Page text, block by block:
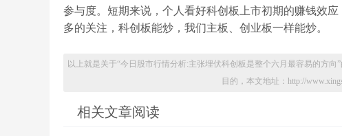
参与度。短期来说，个人看好科创板上市初期的赚钱效
多的关注，科创板能炒，我们主板、创业板一样能炒。
以上就是关于“今日股市行情分析:主张埋伏科创板是整个六月最容易的方向
目的，本文地址：http://
相关文章阅读